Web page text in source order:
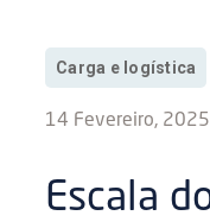
Carga e logística
14 Fevereiro, 2025
Escala